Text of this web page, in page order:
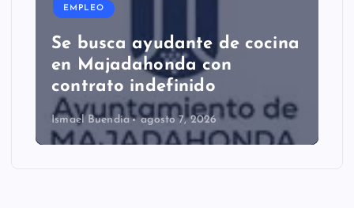
EMPLEO
Se busca ayudante de cocina
en Majadahonda con
contrato indefinido
Ismael Buendía agosto 7, 2026